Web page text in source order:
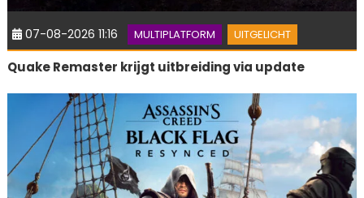
07-08-2026 11:16 MULTIPLATFORM UITGELICHT
Quake Remaster krijgt uitbreiding via update